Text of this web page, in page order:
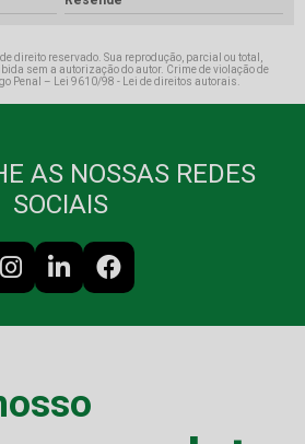
direito reservado. Sua reprodução, parcial ou total,
sem a autorização do autor. Crime de violação de
Penal –
Lei 9610/98 - Lei de direitos autorais
AS NOSSAS REDES
SOCIAIS